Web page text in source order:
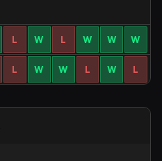
L W L W W W
L W W L W L